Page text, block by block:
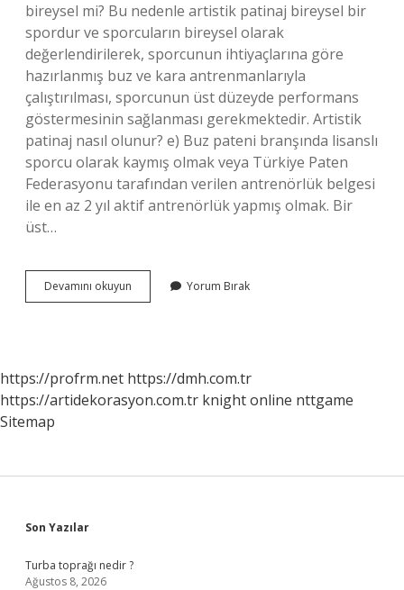
bireysel mi? Bu nedenle artistik patinaj bireysel bir
spordur ve sporcuların bireysel olarak
değerlendirilerek, sporcunun ihtiyaçlarına göre
hazırlanmış buz ve kara antrenmanlarıyla
çalıştırılması, sporcunun üst düzeyde performans
göstermesinin sağlanması gerekmektedir. Artistik
patinaj nasıl olunur? e) Buz pateni branşında lisanslı
sporcu olarak kaymış olmak veya Türkiye Paten
Federasyonu tarafından verilen antrenörlük belgesi
ile en az 2 yıl aktif antrenörlük yapmış olmak. Bir
üst…
Devamını okuyun
Buz
Denir
Yorum Bırak
https://profrm.net https://dmh.com.tr
https://artidekorasyon.com.tr knight online nttgame
Sitemap
Sidebar
Son Yazılar
Turba toprağı nedir ?
Ağustos 8, 2026